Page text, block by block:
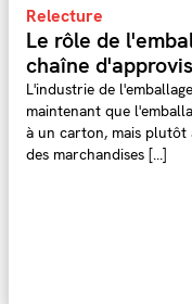
Relecture
Le rôle de
chaîne
L'industrie de
maintenant que
à un carton, mais plutôt
des marchandises [...]